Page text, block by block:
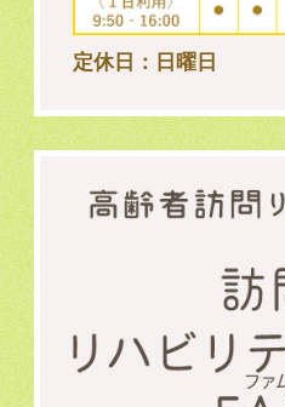
定休日：日曜日